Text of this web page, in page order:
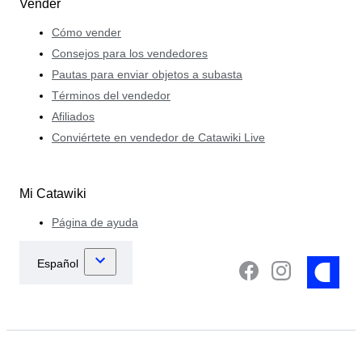
Vender
Cómo vender
Consejos para los vendedores
Pautas para enviar objetos a subasta
Términos del vendedor
Afiliados
Conviértete en vendedor de Catawiki Live
Mi Catawiki
Página de ayuda